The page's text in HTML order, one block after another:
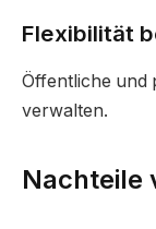
Flexibilität
Öffentliche und
verwalten.
Nachteile